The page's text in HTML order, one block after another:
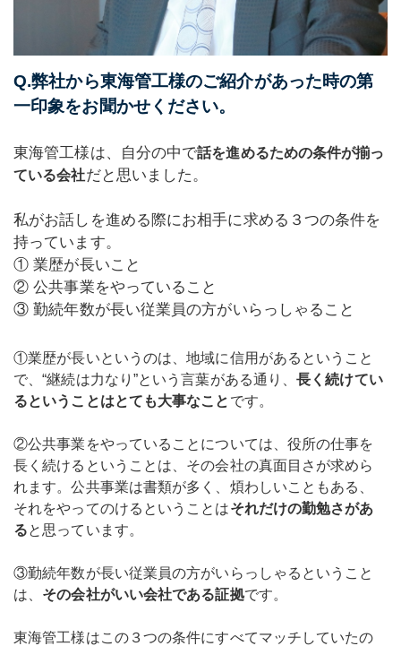
Q.弊社から東海管工様のご紹介があった時の第
一印象をお聞かせください。
東海管工様は、自分の中で話を進めるための条件が揃っ
ている会社だと思いました。
私がお話しを進める際にお相手に求める３つの条件を
持っています。
① 業歴が長いこと
② 公共事業をやっていること
③ 勤続年数が長い従業員の方がいらっしゃること
①業歴が長いというのは、地域に信用があるということ
で、“継続は力なり”という言葉がある通り、長く続けてい
るということはとても大事なこと です。
②公共事業をやっていることについては、役所の仕事を
長く続けるということは、その会社の真面目さが求めら
れます。公共事業は書類が多く、煩わしいこともある、
それをやってのけるということはそれだけの勤勉さがあ
ると思っています。
③勤続年数が長い従業員の方がいらっしゃるということ
は、 その会社がいい会社である証拠です。
東海管工様はこの３つの条件にすべてマッチしていたの